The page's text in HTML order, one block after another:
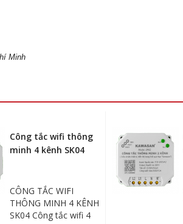
Minh
Công tắc wifi thông
minh 4 kênh SK04
CÔNG TẮC WIFI
THÔNG MINH 4 KÊNH
SK04 Công tắc wifi 4